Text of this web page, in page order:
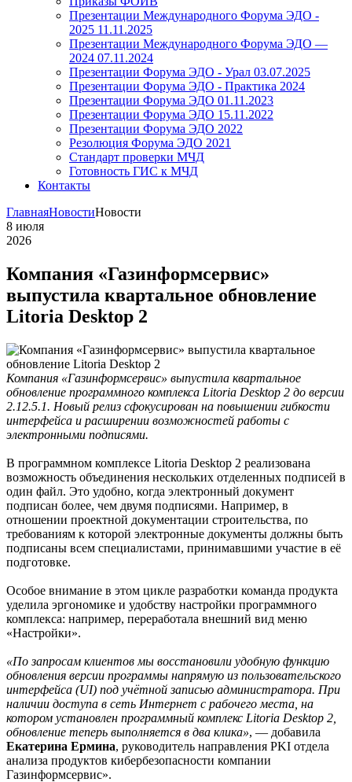
Презентации Международного Форума ЭДО -
2025 11.11.2025
Презентации Международного Форума ЭДО —
2024 07.11.2024
Презентации Форума ЭДО - Урал 03.07.2025
Презентации Форума ЭДО - Практика 2024
Презентации Форума ЭДО 01.11.2023
Презентации Форума ЭДО 15.11.2022
Презентации Форума ЭДО 2022
Резолюция Форума ЭДО 2021
Стандарт проверки МЧД
Готовность ГИС к МЧД
Контакты
ГлавнаяНовостиНовости
8 июля
2026
Компания «Газинформсервис»
выпустила квартальное обновление
Litoria Desktop 2
Компания «Газинформсервис» выпустила квартальное
обновление программного комплекса Litoria Desktop 2 до версии
2.12.5.1. Новый релиз сфокусирован на повышении гибкости
интерфейса и расширении возможностей работы с
электронными подписями.
В программном комплексе Litoria Desktop 2 реализована
возможность объединения нескольких отделенных подписей в
один файл. Это удобно, когда электронный документ
подписан более, чем двумя подписями. Например, в
отношении проектной документации строительства, по
требованиям к которой электронные документы должны быть
подписаны всем специалистами, принимавшими участие в её
подготовке.
Особое внимание в этом цикле разработки команда продукта
уделила эргономике и удобству настройки программного
комплекса: например, переработала внешний вид меню
«Настройки».
«По запросам клиентов мы восстановили удобную функцию
обновления версии программы напрямую из пользовательского
интерфейса (UI) под учётной записью администратора. При
наличии доступа в сеть Интернет с рабочего места, на
котором установлен программный комплекс Litoria Desktop 2,
обновление теперь выполняется в два клика», — добавила
Екатерина Ермина, руководитель направления PKI отдела
анализа продуктов кибербезопасности компании
Газинформсервис».